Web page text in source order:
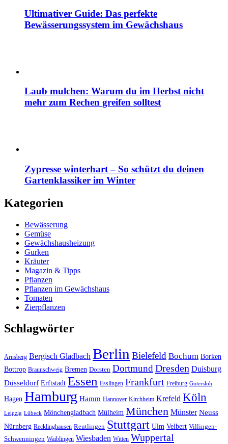
Ultimativer Guide: Das perfekte
Bewässerungssystem im Gewächshaus
Laub mulchen: Warum du im Herbst nicht
mehr zum Rechen greifen solltest
Zypresse winterhart – So schützt du deinen
Gartenklassiker im Winter
Kategorien
Bewässerung
Gemüse
Gewächshausheizung
Gurken
Kräuter
Magazin & Tipps
Pflanzen
Pflanzen im Gewächshaus
Tomaten
Zierpflanzen
Schlagwörter
Arnsberg Bergisch Gladbach Berlin Bielefeld Bochum Borken
Bottrop Braunschweig Bremen Dorsten DortmundDresden Duisburg
Düsseldorf Erftstadt Essen Esslingen Frankfurt Freiburg Gütersloh
Hagen Hamburg Hamm Hannover Kirchheim Krefeld Köln
Leipzig Lübeck Mönchengladbach Mülheim München Münster Neuss
Nürnberg Recklinghausen Reutlingen Stuttgart Ulm Velbert Villingen-
Schwenningen Waiblingen Wiesbaden Witten Wuppertal